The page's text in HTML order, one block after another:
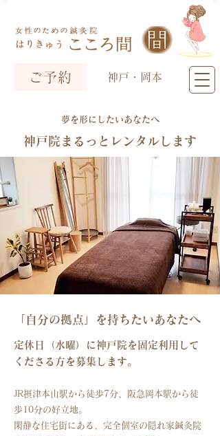
神戸・岡本
ご予約
​夢を形にしたいあなたへ
神戸院まるっとレンタルします
「自分の拠点」を持ちたいあなたへ
定休日（水曜）に神戸院を固定利用して
くださる方を募集します。
JR摂津本山駅から徒歩7分、阪急岡本駅から徒
歩10分の好立地。
閑静な住宅街にある、 完全個室の隠れ家鍼灸院